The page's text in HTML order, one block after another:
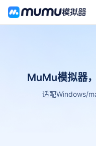
MuMu模拟器
适配Windows/